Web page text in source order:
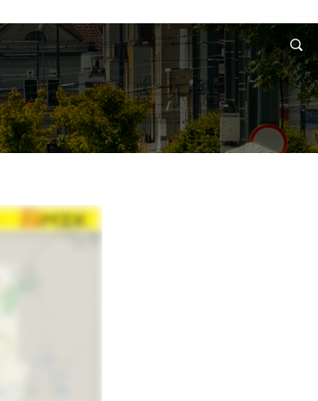
WNIOSKI I REKLAMACJE KONTAKT